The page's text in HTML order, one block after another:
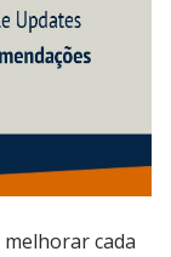
melhorar cada